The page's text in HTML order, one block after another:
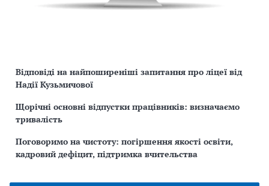
Відповіді на найпоширеніші запитання про ліцеї від
Надії Кузьмичової
Щорічні основні відпустки працівників: визначаємо
тривалість
Поговоримо на чистоту: погіршення якості освіти,
кадровий дефіцит, підтримка вчительства